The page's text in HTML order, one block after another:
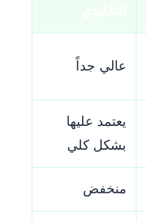
عالي جداً
يعتمد عليها
بشكل كلي
منخفض